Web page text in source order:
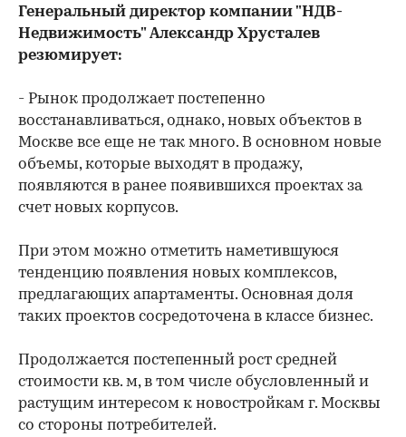
Генеральный директор компании "НДВ-
Недвижимость" Александр Хрусталев
резюмирует:
- Рынок продолжает постепенно
восстанавливаться, однако, новых объектов в
Москве все еще не так много. В основном новые
объемы, которые выходят в продажу,
появляются в ранее появившихся проектах за
счет новых корпусов.
При этом можно отметить наметившуюся
тенденцию появления новых комплексов,
предлагающих апартаменты. Основная доля
таких проектов сосредоточена в классе бизнес.
Продолжается постепенный рост средней
стоимости кв. м, в том числе обусловленный и
растущим интересом к новостройкам г. Москвы
со стороны потребителей.